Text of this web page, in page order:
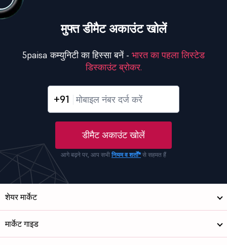
मुफ्त डीमैट अकाउंट खोलें
5paisa कम्युनिटी का हिस्सा बनें - भारत का पहला लिस्टेड
डिस्काउंट ब्रोकर.
+91
डीमैट अकाउंट खोलें
आगे बढ़ने पर, आप सभी नियम व शर्तों*से सहमत हैं
शेयर मार्केट
मार्केट गाइड